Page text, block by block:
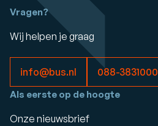
Vragen?
Wij helpen je graag
info@bus.nl 088-3831000
Als eerste op de hoogte
Onze nieuwsbrief